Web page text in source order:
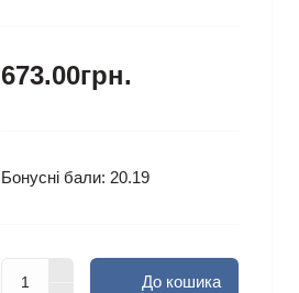
673.00грн.
Бонусні бали: 20.19
До кошика